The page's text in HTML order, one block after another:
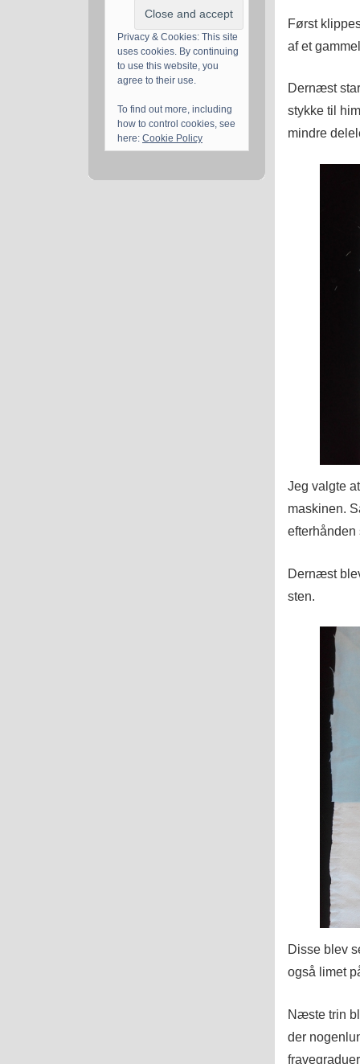
Privacy & Cookies: This site
uses cookies. By continuing
to use this website, you
agree to their use.
To find out more, including
how to control cookies, see
here: Cookie Policy
Først
af et
Dernæst
stykke til
mindre
Jeg valgte
maskinen.
Dernæst
sten.
Disse blev
også limet
Næste trin
der